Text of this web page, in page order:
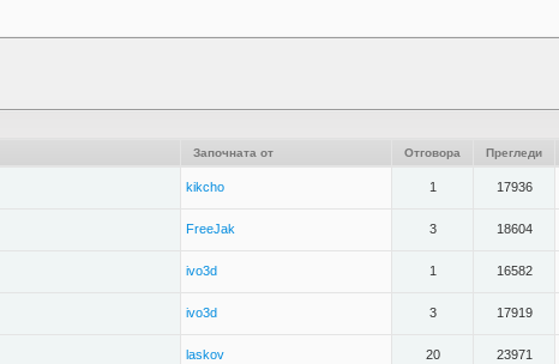
Започната от Отговора Прегледи
kikcho 1 17936
FreeJak 3 18604
ivo3d 1 16582
ivo3d 3 17919
laskov 20 23971